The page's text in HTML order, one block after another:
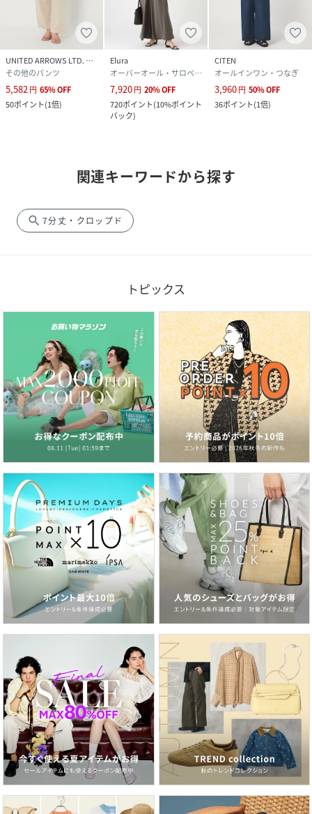
UNITED ARROWS LTD. OUTLET
その他のパンツ
5,582 円 65%OFF
50ポイント(1倍)
Elura
オーバーオール・サロペット
7,920円 20%OFF
720ポイント(10%ポイント
バック)
CITEN
オールインワン・つなぎ
3,960円 50%OFF
36ポイント(1倍)
関連キーワードから探す
search 7分丈・クロップド
トピックス